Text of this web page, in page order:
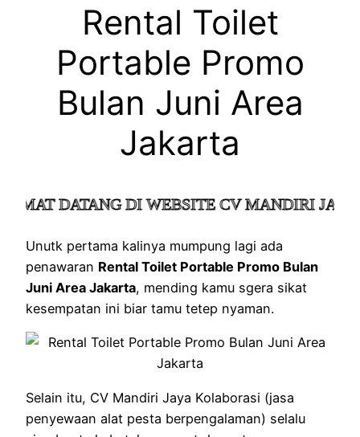
Rental Toilet
Portable Promo
Bulan Juni Area
Jakarta
DATANG DI WEBSITE CV MANDIRI JAYA
Unutk pertama kalinya mumpung lagi ada
penawaran Rental Toilet Portable Promo Bulan
Juni Area Jakarta, mending kamu sgera sikat
kesempatan ini biar tamu tetep nyaman.
Selain itu, CV Mandiri Jaya Kolaborasi (jasa
penyewaan alat pesta berpengalaman) selalu